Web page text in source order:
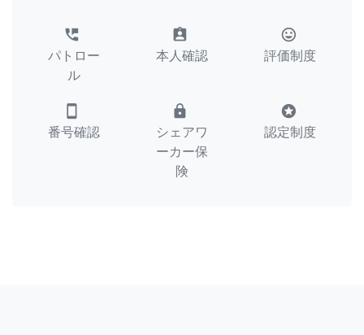
perm_phone_msg
パトロー
ル
assignment_ind
本人確認
tag_faces
評価制度
smartphone
番号確認
lock
シェアワ
ーカー保
険
stars
認定制度